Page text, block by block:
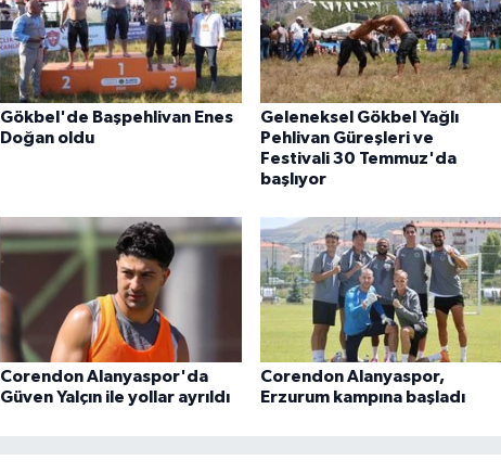
Gökbel'de Başpehlivan Enes
Doğan oldu
Geleneksel Gökbel Yağlı
Pehlivan Güreşleri ve
Festivali 30 Temmuz'da
başlıyor
Corendon Alanyaspor'da
Güven Yalçın ile yollar ayrıldı
Corendon Alanyaspor,
Erzurum kampına başladı